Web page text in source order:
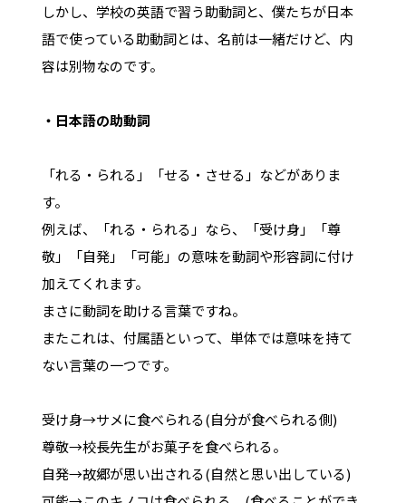
しかし、学校の英語で習う助動詞と、僕たちが日本
語で使っている助動詞とは、名前は一緒だけど、内
容は別物なのです。
・日本語の助動詞
「れる・られる」「せる・させる」などがありま
す。
例えば、「れる・られる」なら、「受け身」「尊
敬」「自発」「可能」の意味を動詞や形容詞に付け
加えてくれます。
まさに動詞を助ける言葉ですね。
またこれは、付属語といって、単体では意味を持て
ない言葉の一つです。
受け身→サメに食べられる(自分が食べられる側)
尊敬→校長先生がお菓子を食べられる。
自発→故郷が思い出される(自然と思い出している)